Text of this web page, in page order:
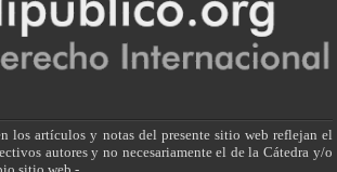
los artículos y notas del presente sitio web reflejan el
autores y no necesariamente el de la Cátedra y/o